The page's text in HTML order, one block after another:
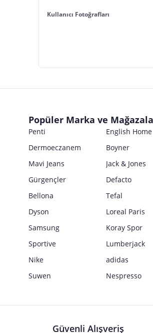
Kullanıcı Fotoğrafları
Popüler Marka ve
Penti English Home
Dermoeczanem
Boyner
Mavi Jeans
Jack & Jones
Gürgençler
Defacto
Bellona
Tefal
Dyson
Loreal Paris
Samsung
Koray Spor
Sportive
Lumberjack
Nike
adidas
Suwen
Nespresso
Güvenli Alışveriş